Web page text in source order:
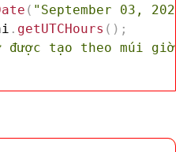
( "September 03,
. getUTCHours ( ) ;
được tạo theo múi